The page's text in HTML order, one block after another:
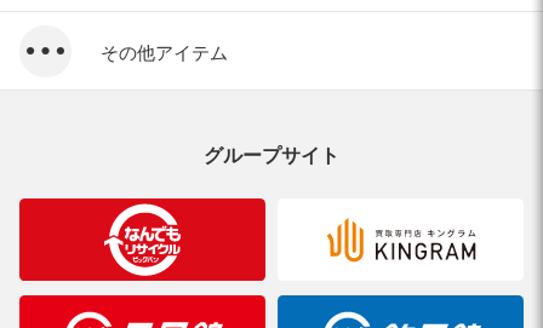
その他アイテム
グループサイト